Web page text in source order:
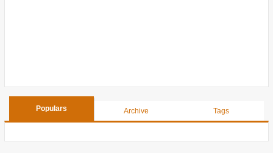
Populars Archive Tags